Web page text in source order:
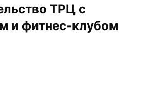
ТРЦ с
и фитнес-клубом